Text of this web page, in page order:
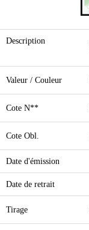
Description
Valeur / Couleur
Cote N**
Cote Obl.
Date d'émission
Date de retrait
Tirage